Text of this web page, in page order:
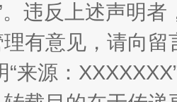
麦地、白藏房 除
。违反上述声明
有意见，请向
“来源：